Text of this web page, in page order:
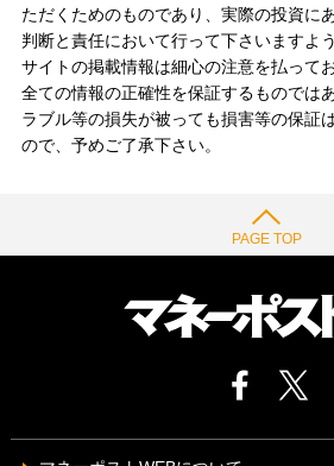
ただくためのものであり、実際の投資に
判断と責任において行って下さいますよ
サイトの掲載情報は細心の注意を払って
全ての情報の正確性を保証するものでは
ラブル等の損失が被っても損害等の保証
ので、予めご了承下さい。
PAGE TOP